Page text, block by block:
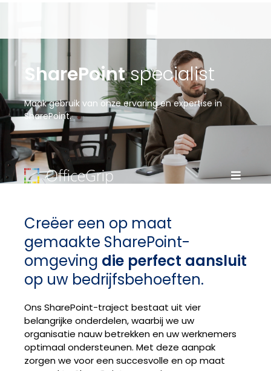
SharePointspecialist
Maak gebruik van onze ervaring en expertise in
SharePoint.
Creëer een op maat
gemaakte SharePoint-
omgeving die perfect aansluit
op uw bedrijfsbehoeften.
Ons SharePoint-traject bestaat uit vier
belangrijke onderdelen, waarbij we uw
organisatie nauw betrekken en uw werknemers
optimaal ondersteunen. Met deze aanpak
zorgen we voor een succesvolle en op maat